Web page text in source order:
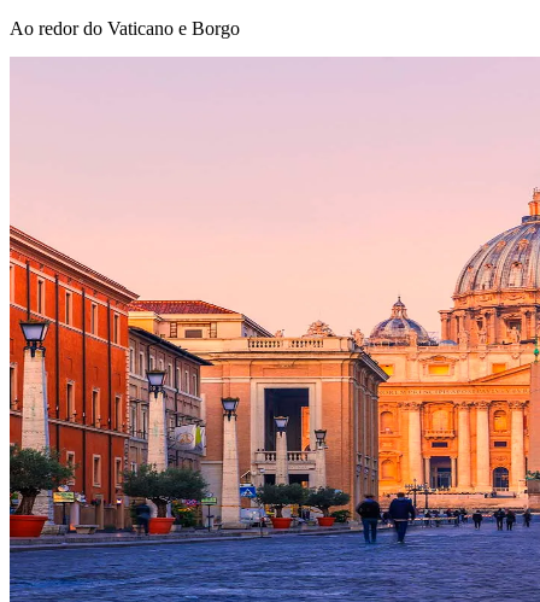
Ao redor do Vaticano e Borgo